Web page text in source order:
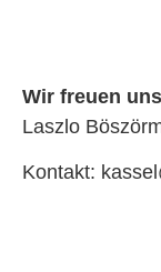
Wir freuen
Laszlo
Kontakt: